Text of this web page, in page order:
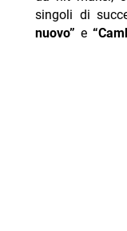
singoli di
nuovo” e